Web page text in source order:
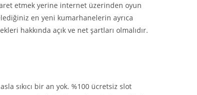
etmek yerine internet üzerinden oyun
en yeni kumarhanelerin ayrıca
hakkında açık ve net şartları olmalıdır.
sıkıcı bir an yok. %100 ücretsiz slot